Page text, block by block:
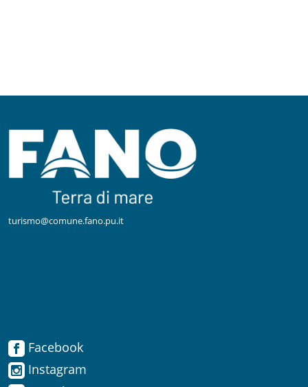
Instagram
turismo@comune.fano.pu.it
Facebook
Instagram